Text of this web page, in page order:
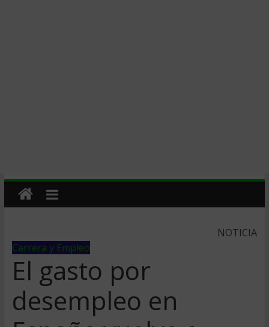
NOTICIA
Carrera y Empleo
El gasto por
desempleo en